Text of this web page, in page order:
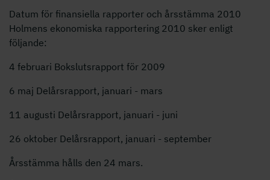
Datum för finansiella rapporter och årsstämma 2010
Holmens ekonomiska rapportering 2010 sker enligt
följande:
4 februari Bokslutsrapport för 2009
6 maj Delårsrapport, januari - mars
11 augusti Delårsrapport, januari - juni
26 oktober Delårsrapport, januari - september
Årsstämma hålls den 24 mars.